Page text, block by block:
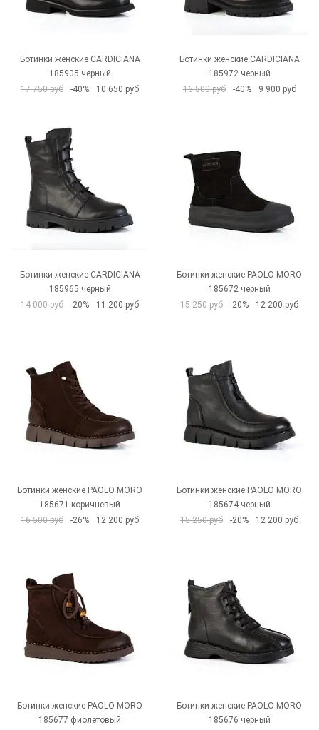
Ботинки женские CARDICIANA
185905 черный
17 750 руб
-40% 10 650 руб
Ботинки женские CARDICIANA
185972 черный
16 500 руб
-40% 9 900 руб
Ботинки женские CARDICIANA
185965 черный
14 000 руб
-20% 11 200 руб
Ботинки женские PAOLO MORO
185672 черный
15 250 руб
-20% 12 200 руб
Ботинки женские PAOLO MORO
185671 коричневый
16 500 руб
-26% 12 200 руб
Ботинки женские PAOLO MORO
185674 черный
15 250 руб
-20% 12 200 руб
Ботинки женские PAOLO MORO
185677 фиолетовый
Ботинки женские PAOLO MORO
185676 черный